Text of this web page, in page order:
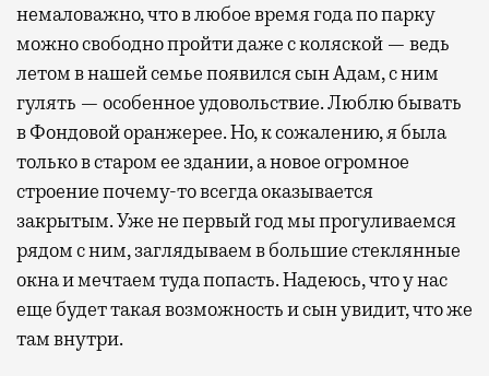
немаловажно, что в любое время года по парку
можно свободно пройти даже с коляской — ведь
летом в нашей семье появился сын Адам, с ним
гулять — особенное удовольствие. Люблю бывать
в Фондовой оранжерее. Но, к сожалению, я была
только в старом ее здании, а новое огромное
строение почему-то всегда оказывается
закрытым. Уже не первый год мы прогуливаемся
рядом с ним, заглядываем в большие стеклянные
окна и мечтаем туда попасть. Надеюсь, что у нас
еще будет такая возможность и сын увидит, что же
там внутри.